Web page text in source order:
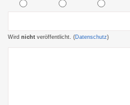
Wird nicht veröffentlicht. (Datenschutz)